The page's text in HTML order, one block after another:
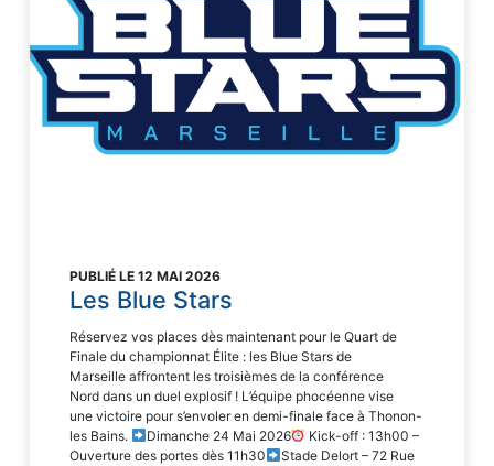
PUBLIÉ LE 12 MAI 2026
Les Blue Stars
Réservez vos places dès maintenant pour le Quart de
Finale du championnat Élite : les Blue Stars de
Marseille affrontent les troisièmes de la conférence
Nord dans un duel explosif ! L’équipe phocéenne vise
une victoire pour s’envoler en demi-finale face à Thonon-
les Bains.
Dimanche 24 Mai 2026
Kick-off : 13h00 –
Ouverture des portes dès 11h30
Stade Delort – 72 Rue